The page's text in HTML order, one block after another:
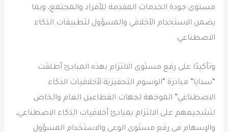
مستوى جودة الخدمات المقدمة للأفراد والمجتمع، وبما
يضمن الاستخدام الأخلاقي والمسؤول لتطبيقات الذكاء
الاصطناعي.
وتأكيدًا على رفع مستوى الالتزام بهذه المبادئ أطلقت
“سدايا” مبادرة “الوسوم التحفيزية لأخلاقيات الذكاء
الاصطناعي” الموجهة لجهات القطاعين العام والخاص
لتشجيعهم على الالتزام بمبادئ أخلاقيات الذكاء الاصطناعي،
والإسهام في رفع مستوى الوعي والاستخدام المسؤول